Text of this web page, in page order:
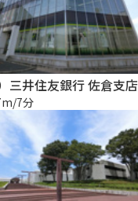
三井住友銀行 佐倉支店
7分